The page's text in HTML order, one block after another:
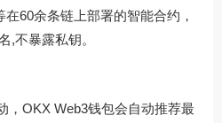
60余条链上部署的智能合约，
,不暴露私钥。
，OKX Web3钱包会自动推荐最